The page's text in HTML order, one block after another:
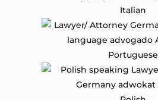
Italian
Portuguese